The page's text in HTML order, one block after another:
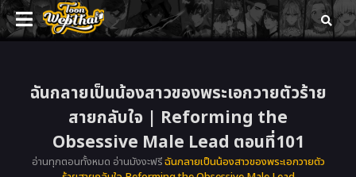
ฉันกลายเป็นน้องสาวของพระเอกวายตัวร้าย
สายกลับใจ | Reforming the
Obsessive Male Lead ตอนที่101
อ่านทุกตอนทั้งหมด อ่านมังงะฟรีฉันกลายเป็นน้องสาวของพระเอกวายตัว